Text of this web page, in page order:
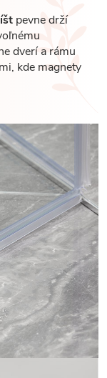
pevne drží
dverí a rámu
kde magnety